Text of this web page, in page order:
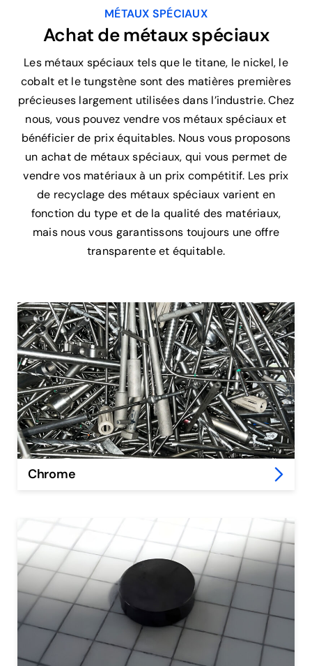
MÉTAUX SPÉCIAUX
Achat de métaux spéciaux
Les métaux spéciaux tels que le titane, le nickel, le
cobalt et le tungstène sont des matières premières
précieuses largement utilisées dans l’industrie. Chez
nous, vous pouvez vendre vos métaux spéciaux et
bénéficier de prix équitables. Nous vous proposons
un achat de métaux spéciaux, qui vous permet de
vendre vos matériaux à un prix compétitif. Les prix
de recyclage des métaux spéciaux varient en
fonction du type et de la qualité des matériaux,
mais nous vous garantissons toujours une offre
transparente et équitable.
Chrome